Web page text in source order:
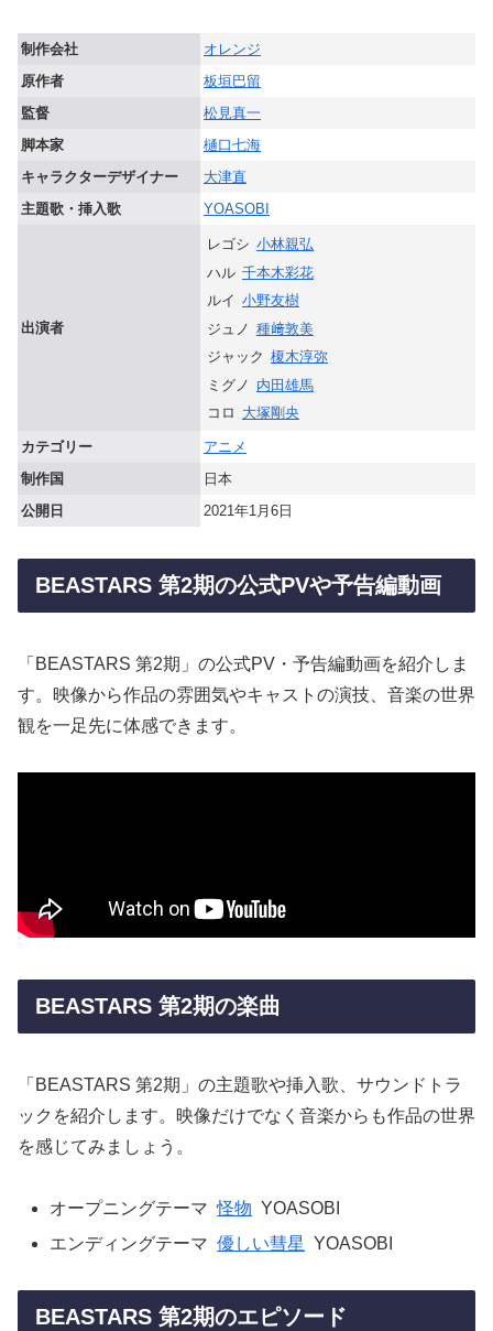
制作会社
オレンジ
原作者
板垣巴留
監督
松見真一
脚本家
樋口七海
キャラクターデザイナー
大津直
主題歌・挿入歌
YOASOBI
出演者
レゴシ 小林親弘
ハル 千本木彩花
ルイ 小野友樹
ジュノ 種﨑敦美
ジャック 榎木淳弥
ミグノ 内田雄馬
コロ 大塚剛央
カテゴリー
アニメ
制作国
日本
公開日
2021年1月6日
BEASTARS 第2期の公式PVや予告編動画
「BEASTARS 第2期」の公式PV・予告編動画を紹介しま
す。映像から作品の雰囲気やキャストの演技、音楽の世界
観を一足先に体感できます。
BEASTARS 第2期の楽曲
「BEASTARS 第2期」の主題歌や挿入歌、サウンドトラ
ックを紹介します。映像だけでなく音楽からも作品の世界
を感じてみましょう。
オープニングテーマ 怪物 YOASOBI
エンディングテーマ 優しい彗星 YOASOBI
BEASTARS 第2期のエピソード